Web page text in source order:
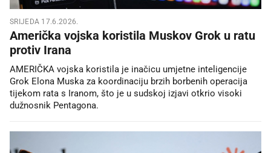
SRIJEDA 17.6.2026.
Američka vojska koristila Muskov Grok u ratu
protiv Irana
AMERIČKA vojska koristila je inačicu umjetne inteligencije
Grok Elona Muska za koordinaciju brzih borbenih operacija
tijekom rata s Iranom, što je u sudskoj izjavi otkrio visoki
dužnosnik Pentagona.